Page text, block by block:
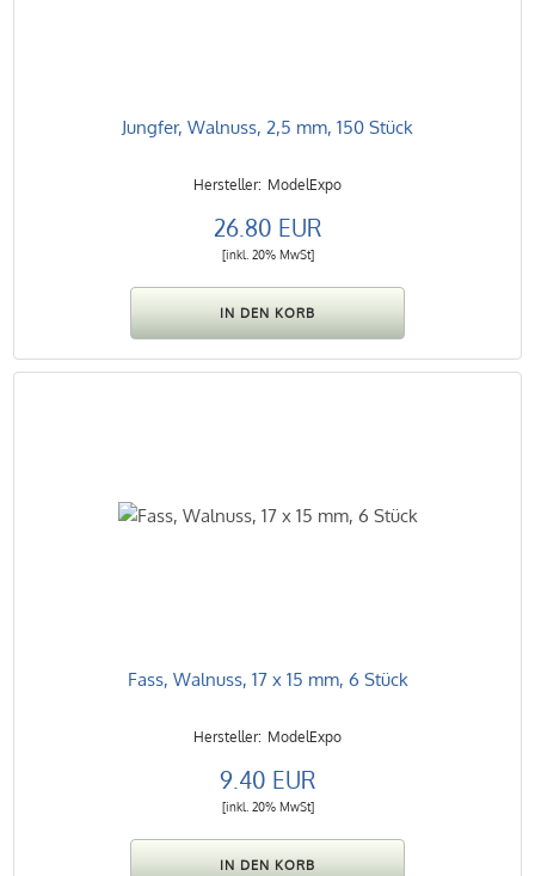
Jungfer, Walnuss, 2,5 mm, 150 Stück
ModelExpo
26.80 EUR
[inkl. 20% MwSt]
Fass, Walnuss, 17 x 15 mm, 6 Stück
ModelExpo
9.40 EUR
[inkl. 20% MwSt]